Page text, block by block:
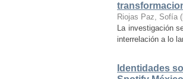
Riojas Paz, Sofía (
La investigación
interrelación a lo
Identidades